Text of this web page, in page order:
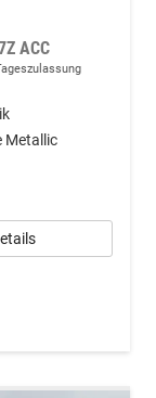
ACC
Metallic